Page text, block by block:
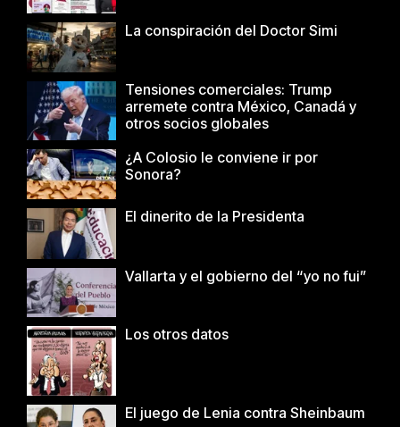
La conspiración del Doctor Simi
Tensiones comerciales: Trump
arremete contra México, Canadá y
otros socios globales
¿A Colosio le conviene ir por
Sonora?
El dinerito de la Presidenta
Vallarta y el gobierno del “yo no fui”
Los otros datos
El juego de Lenia contra Sheinbaum